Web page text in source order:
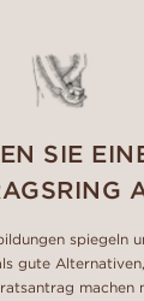
SIE
spiegeln
gute
machen